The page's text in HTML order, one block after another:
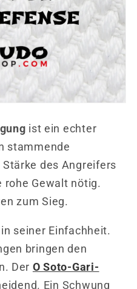
ist ein echter
stammende
des Angreifers
rohe Gewalt nötig.
zum Sieg.
seiner Einfachheit.
bringen den
Der O Soto-Gari-
Ein Schwung